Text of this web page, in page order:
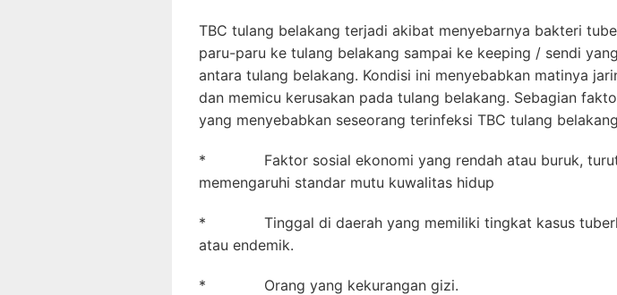
TBC tulang belakang terjadi akibat menyebarnya bakteri
paru-paru ke tulang belakang sampai ke keeping / sendi
antara tulang belakang. Kondisi ini menyebabkan matinya
dan memicu kerusakan pada tulang belakang. Sebagian
yang menyebabkan seseorang terinfeksi TBC tulang
* Faktor sosial ekonomi yang rendah atau buruk,
memengaruhi standar mutu kuwalitas hidup
* Tinggal di daerah yang memiliki tingkat kasus
atau endemik.
* Orang yang kekurangan gizi.